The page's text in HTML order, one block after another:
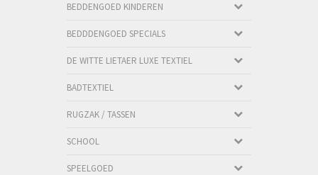
BEDDENGOED KINDEREN
BEDDDENGOED SPECIALS
DE WITTE LIETAER LUXE TEXTIEL
BADTEXTIEL
RUGZAK / TASSEN
SCHOOL
SPEELGOED